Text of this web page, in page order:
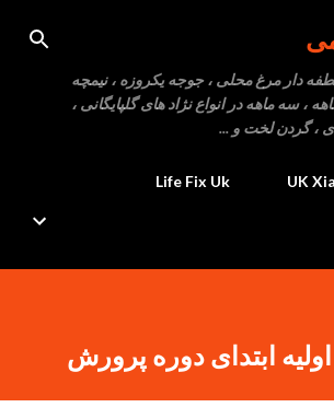
دار مرغ محلی ، جوجه یکروزه ، نیمچه
، سه ماهه در انواع نژاد های گلپایگانی ،
، گردن لخت و ...
UK
Life Fix Uk
ابتدای دوره پرورش